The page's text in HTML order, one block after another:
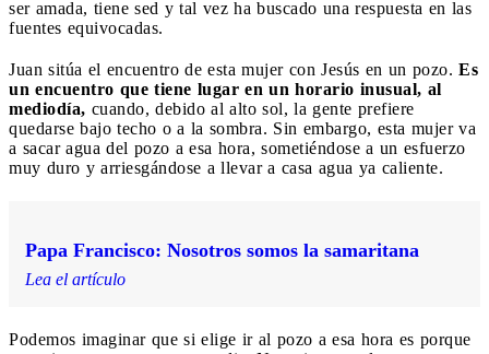
ser amada, tiene sed y tal vez ha buscado una respuesta en las
fuentes equivocadas.
Juan sitúa el encuentro de esta mujer con Jesús en un pozo. Es
un encuentro que tiene lugar en un horario inusual, al
mediodía, cuando, debido al alto sol, la gente prefiere
quedarse bajo techo o a la sombra. Sin embargo, esta mujer va
a sacar agua del pozo a esa hora, sometiéndose a un esfuerzo
muy duro y arriesgándose a llevar a casa agua ya caliente.
Papa Francisco: Nosotros somos la samaritana
Lea el artículo
Podemos imaginar que si elige ir al pozo a esa hora es porque